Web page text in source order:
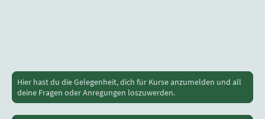
Hier hast du die Gelegenheit, dich für Kurse anzumelden und all
deine Fragen oder Anregungen loszuwerden.